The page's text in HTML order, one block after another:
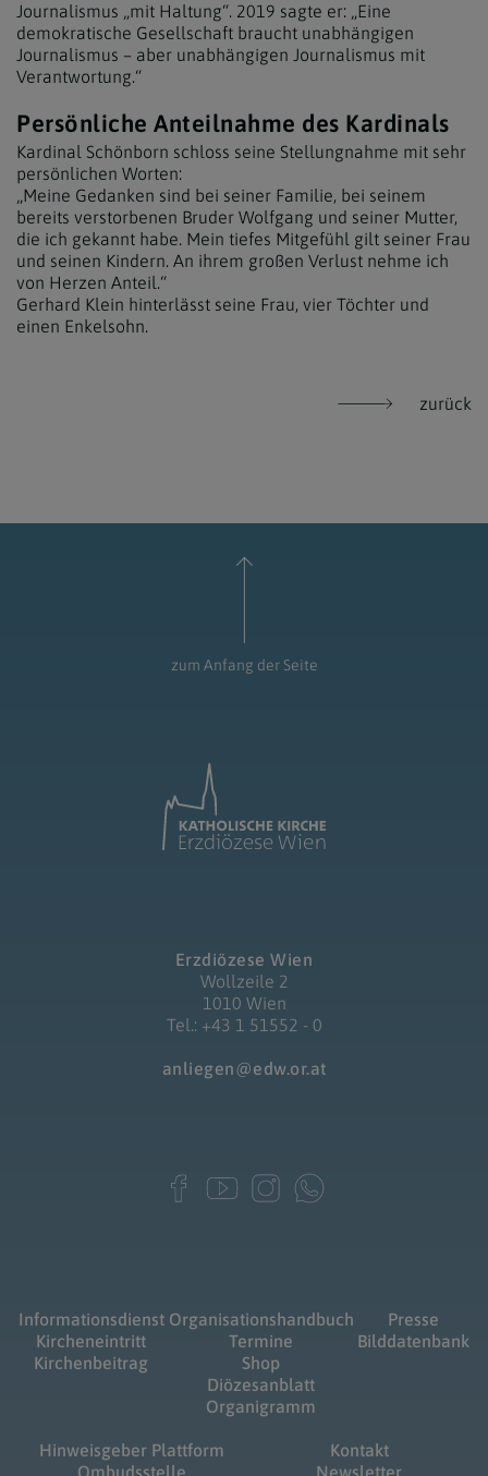
Journalismus „mit Haltung“. 2019 sagte er: „Eine
demokratische Gesellschaft braucht unabhängigen
Journalismus – aber unabhängigen Journalismus mit
Verantwortung.“
Persönliche Anteilnahme des Kardinals
Kardinal Schönborn schloss seine Stellungnahme mit sehr
persönlichen Worten:
„Meine Gedanken sind bei seiner Familie, bei seinem
bereits verstorbenen Bruder Wolfgang und seiner Mutter,
die ich gekannt habe. Mein tiefes Mitgefühl gilt seiner Frau
und seinen Kindern. An ihrem großen Verlust nehme ich
von Herzen Anteil.“
Gerhard Klein hinterlässt seine Frau, vier Töchter und
einen Enkelsohn.
zurück
zum Anfang der Seite
Erzdiözese Wien
Wollzeile 2
1010 Wien
Tel.: +43 1 51552 - 0
anliegen@edw.or.at
Informationsdienst
Kircheneintritt
Kirchenbeitrag
Organisationshandbuch
Termine
Shop
Diözesanblatt
Organigramm
Presse
Bilddatenbank
Hinweisgeber Plattform
Ombudsstelle
Kontakt
Newsletter